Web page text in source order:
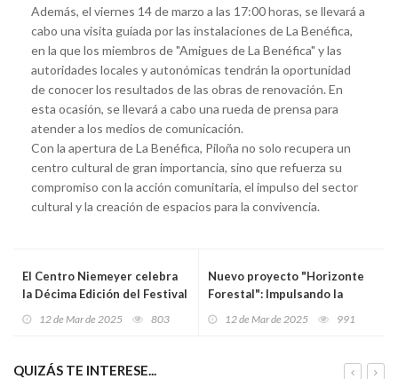
Además, el viernes 14 de marzo a las 17:00 horas, se llevará a
cabo una visita guiada por las instalaciones de La Benéfica,
en la que los miembros de "Amigues de La Benéfica" y las
autoridades locales y autonómicas tendrán la oportunidad
de conocer los resultados de las obras de renovación. En
esta ocasión, se llevará a cabo una rueda de prensa para
atender a los medios de comunicación.
Con la apertura de La Benéfica, Piloña no solo recupera un
centro cultural de gran importancia, sino que refuerza su
compromiso con la acción comunitaria, el impulso del sector
cultural y la creación de espacios para la convivencia.
El Centro Niemeyer celebra
la Décima Edición del Festival
social
12 de Mar de 2025 803
Nuevo proyecto "Horizonte
Forestal": Impulsando la
12 de Mar de 2025 991
QUIZÁS TE INTERESE...